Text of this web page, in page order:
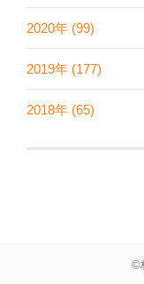
2020年 (99)
2019年 (177)
2018年 (65)
©